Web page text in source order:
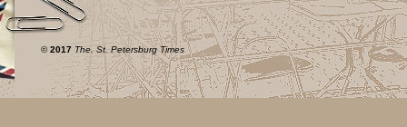
©2017 The. St. Petersburg Times